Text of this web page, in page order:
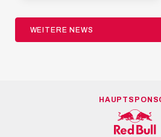
WEITERE NEWS